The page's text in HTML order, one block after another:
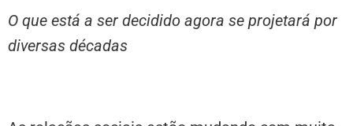
O que está a ser decidido agora se projetará por
diversas décadas